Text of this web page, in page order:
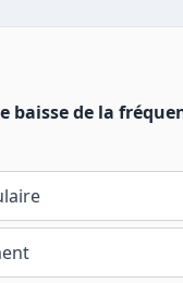
baisse de la